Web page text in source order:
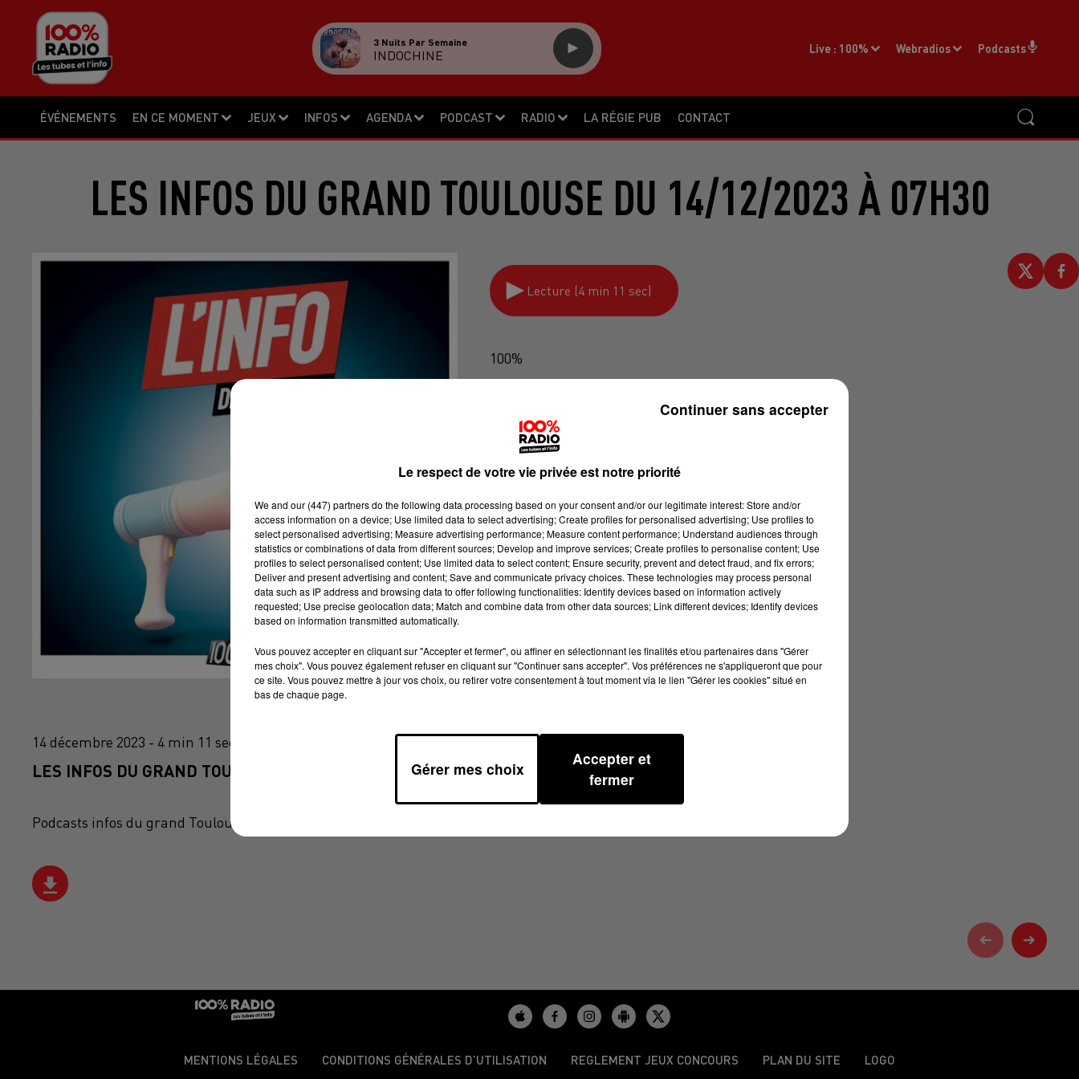
ÉVÉNEMENTS EN CE MOMENT JEUX INFOS AGENDA PODCAST RADIO LA RÉGIE PUB CONTACT
Live : 100% Webradios Podcasts
3 Nuits Par Semaine
INDOCHINE
LES INFOS DU GRAND TOULOUSE DU 14/12/2023 À 07H30
Lecture (4 min 11 sec)
100%
14 décembre 2023 - 4 min 11 sec
LES INFOS DU GRAND TOULOUSE DU 14/12/2023 À 07H30
Podcasts infos du grand Toulouse
MENTIONS LÉGALES CONDITIONS GÉNÉRALES D’UTILISATION REGLEMENT JEUX CONCOURS PLAN DU SITE LOGO
Le respect de votre vie privée est notre priorité
We and our (447) partnersdo the following data processing based on your consent and/or our legitimate interest: Store and/or
access information on a device; Use limited data to select advertising; Create profiles for personalised advertising; Use profiles to
select personalised advertising; Measure advertising performance; Measure content performance; Understand audiences through
statistics or combinations of data from different sources; Develop and improve services; Create profiles to personalise content; Use
profiles to select personalised content; Use limited data to select content; Ensure security, prevent and detect fraud, and fix errors;
Deliver and present advertising and content; Save and communicate privacy choices. These technologies may process personal
data such as IP address and browsing data to offer following functionalities: Identify devices based on information actively
requested; Use precise geolocation data; Match and combine data from other data sources; Link different devices; Identify devices
based on information transmitted automatically.
Vous pouvez accepter en cliquant sur "Accepter et fermer", ou affiner en sélectionnant les finalités et/ou partenaires dans "Gérer
mes choix". Vous pouvez également refuser en cliquant sur "Continuer sans accepter". Vos préférences ne s'appliqueront que pour
ce site. Vous pouvez mettre à jour vos choix, ou retirer votre consentement à tout moment via le lien "Gérer les cookies" situé en
bas de chaque page.
Gérer mes choix
Accepter et
fermer
Continuer sans accepter